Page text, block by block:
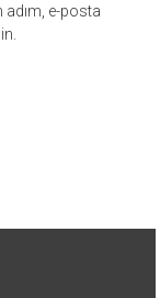
adım, e-posta